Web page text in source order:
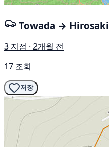
Towada → Hirosaki
3 지점 · 2개월 전
17 조회
저장